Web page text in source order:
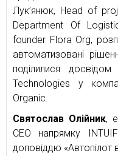
Лук’янюк, Head of
Department Of
founder Flora Org,
автоматизовані
поділилися
Technologies у
Organic.
Святослав Олійник,
СЕО напрямку
доповіддю «Автопілот